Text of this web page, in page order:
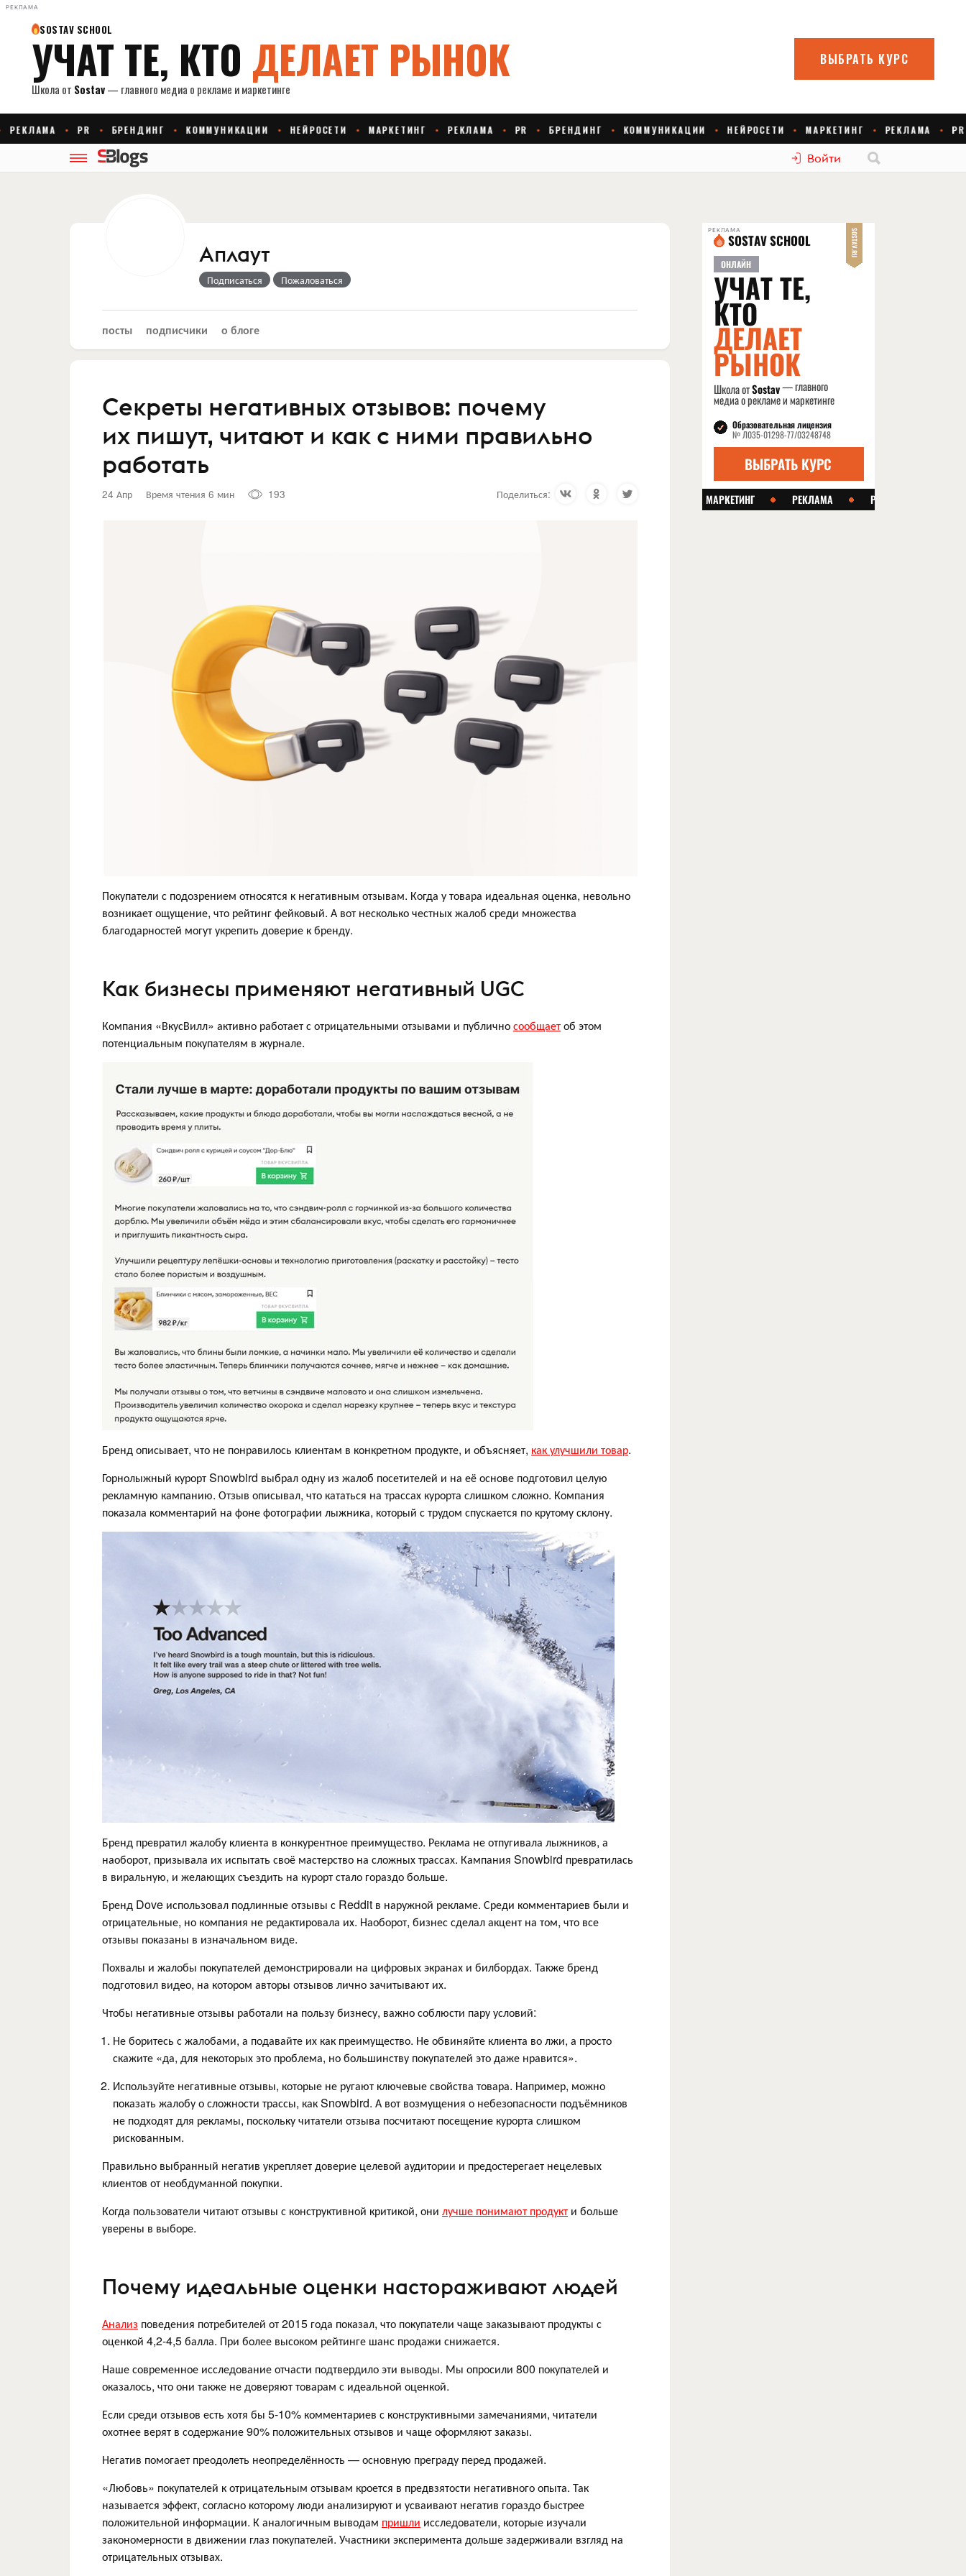
РЕКЛАМА
Войти
Aплаут
Подписаться Пожаловаться
посты подписчики о блоге
Секреты негативных отзывов: почему
их пишут, читают и как с ними правильно
работать
24 Апр Время чтения 6 мин 193 Поделиться:
Покупатели с подозрением относятся к негативным отзывам. Когда у товара идеальная оценка, невольно
возникает ощущение, что рейтинг фейковый. А вот несколько честных жалоб среди множества
благодарностей могут укрепить доверие к бренду.
Как бизнесы применяют негативный UGC
Компания «ВкусВилл» активно работает с отрицательными отзывами и публичносообщаетоб этом
потенциальным покупателям в журнале.
Бренд описывает, что не понравилось клиентам в конкретном продукте, и объясняет, как улучшили товар.
Горнолыжный курорт Snowbird выбрал одну из жалоб посетителей и на её основе подготовил целую
рекламную кампанию. Отзыв описывал, что кататься на трассах курорта слишком сложно. Компания
показала комментарий на фоне фотографии лыжника, который с трудом спускается по крутому склону.
Бренд превратил жалобу клиента в конкурентное преимущество. Реклама не отпугивала лыжников, а
наоборот, призывала их испытать своё мастерство на сложных трассах. Кампания Snowbird превратилась
в виральную, и желающих съездить на курорт стало гораздо больше.
Бренд Dove использовал подлинные отзывы с Reddit в наружной рекламе. Среди комментариев были и
отрицательные, но компания не редактировала их. Наоборот, бизнес сделал акцент на том, что все
отзывы показаны в изначальном виде.
Похвалы и жалобы покупателей демонстрировали на цифровых экранах и билбордах. Также бренд
подготовил видео, на котором авторы отзывов лично зачитывают их.
Чтобы негативные отзывы работали на пользу бизнесу, важно соблюсти пару условий:
Не боритесь с жалобами, а подавайте их как преимущество. Не обвиняйте клиента во лжи, а просто
скажите «да, для некоторых это проблема, но большинству покупателей это даже нравится».
Используйте негативные отзывы, которые не ругают ключевые свойства товара. Например, можно
показать жалобу о сложности трассы, как Snowbird. А вот возмущения о небезопасности подъёмников
не подходят для рекламы, поскольку читатели отзыва посчитают посещение курорта слишком
рискованным.
Правильно выбранный негатив укрепляет доверие целевой аудитории и предостерегает нецелевых
клиентов от необдуманной покупки.
Когда пользователи читают отзывы с конструктивной критикой, они лучше понимают продукт и больше
уверены в выборе.
Почему идеальные оценки настораживают людей
Анализ поведения потребителей от 2015 года показал, что покупатели чаще заказывают продукты с
оценкой 4,2-4,5 балла. При более высоком рейтинге шанс продажи снижается.
Наше современное исследование отчасти подтвердило эти выводы. Мы опросили 800 покупателей и
оказалось, что они также не доверяют товарам с идеальной оценкой.
Если среди отзывов есть хотя бы 5-10% комментариев с конструктивными замечаниями, читатели
охотнее верят в содержание 90% положительных отзывов и чаще оформляют заказы.
Негатив помогает преодолеть неопределённость — основную преграду перед продажей.
«Любовь» покупателей к отрицательным отзывам кроется в предвзятости негативного опыта. Так
называется эффект, согласно которому люди анализируют и усваивают негатив гораздо быстрее
положительной информации. К аналогичным выводам пришли исследователи, которые изучали
закономерности в движении глаз покупателей. Участники эксперимента дольше задерживали взгляд на
отрицательных отзывах.
РЕКЛАМА